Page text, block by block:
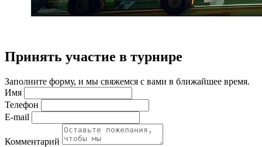
Принять участие в турнире
Заполните форму, и мы свяжемся с вами в ближайшее время.
Имя
Телефон
E-mail
Комментарий